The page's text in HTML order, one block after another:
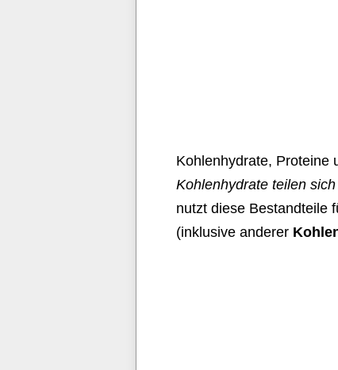
Kohlenhydrate, Proteine
Kohlenhydrate teilen
nutzt diese Bestandteile
(inklusive anderer